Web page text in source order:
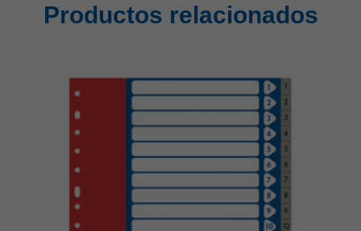
Productos relacionados